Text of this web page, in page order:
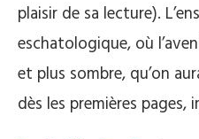
plaisir de sa lecture).
eschatologique, où
et plus sombre, qu’on
dès les premières